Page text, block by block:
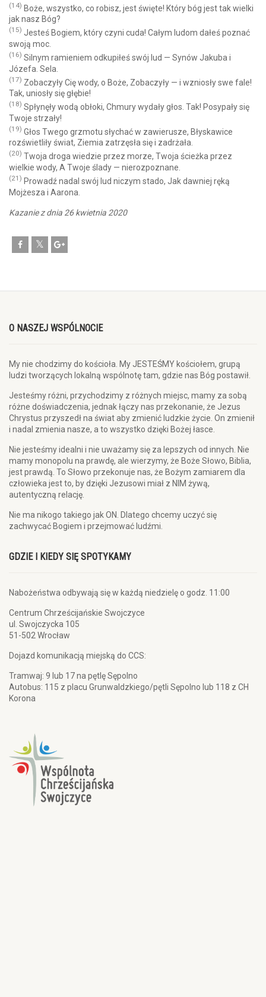
(14) Boże, wszystko, co robisz, jest święte! Który bóg jest tak wielki
jak nasz Bóg?
(15) Jesteś Bogiem, który czyni cuda! Całym ludom dałeś poznać
swoją moc.
(16) Silnym ramieniem odkupiłeś swój lud — Synów Jakuba i
Józefa. Sela.
(17) Zobaczyły Cię wody, o Boże, Zobaczyły — i wzniosły swe fale!
Tak, uniosły się głębie!
(18) Spłynęły wodą obłoki, Chmury wydały głos. Tak! Posypały się
Twoje strzały!
(19) Głos Twego grzmotu słychać w zawierusze, Błyskawice
rozświetliły świat, Ziemia zatrzęsła się i zadrżała.
(20) Twoja droga wiedzie przez morze, Twoja ścieżka przez
wielkie wody, A Twoje ślady — nierozpoznane.
(21) Prowadź nadal swój lud niczym stado, Jak dawniej ręką
Mojżesza i Aarona.
Kazanie z dnia 26 kwietnia 2020
O NASZEJ WSPÓLNOCIE
My nie chodzimy do kościoła. My JESTEŚMY kościołem, grupą
ludzi tworzących lokalną wspólnotę tam, gdzie nas Bóg postawił.
Jesteśmy różni, przychodzimy z różnych miejsc, mamy za sobą
różne doświadczenia, jednak łączy nas przekonanie, że Jezus
Chrystus przyszedł na świat aby zmienić ludzkie życie. On zmienił
i nadal zmienia nasze, a to wszystko dzięki Bożej łasce.
Nie jesteśmy idealni i nie uważamy się za lepszych od innych. Nie
mamy monopolu na prawdę, ale wierzymy, że Boże Słowo, Biblia,
jest prawdą. To Słowo przekonuje nas, że Bożym zamiarem dla
człowieka jest to, by dzięki Jezusowi miał z NIM żywą,
autentyczną relację.
Nie ma nikogo takiego jak ON. Dlatego chcemy uczyć się
zachwycać Bogiem i przejmować ludźmi.
GDZIE I KIEDY SIĘ SPOTYKAMY
Nabożeństwa odbywają się w każdą niedzielę o godz. 11:00
Centrum Chrześcijańskie Swojczyce
ul. Swojczycka 105
51-502 Wrocław
Dojazd komunikacją miejską do CCS:
Tramwaj: 9 lub 17 na pętlę Sępolno
Autobus: 115 z placu Grunwaldzkiego/pętli Sępolno lub 118 z CH
Korona